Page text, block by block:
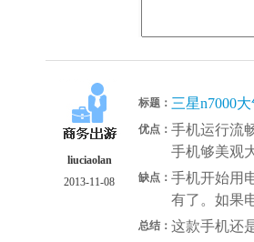
liuciaolan
2013-11-08
标题： 三星n7000
优点： 手机运行流
手机够美观
缺点： 手机开始用
有了。如果
总结： 这款手机还